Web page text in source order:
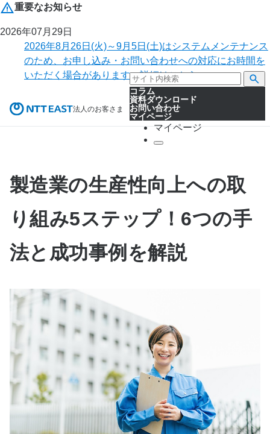
重要なお知らせ
2026年07月29日
2026年8月26日(火)～9月5日(土)はシステムメンテナンス
のため、お申し込み・お問い合わせへの対応にお時間を
いただく場合があります。詳細はこちら。
法人のお客さま
コラム
資料ダウンロード
お問い合わせ
マイページ
マイページ
製造業の生産性向上への取
り組み5ステップ！6つの手
法と成功事例を解説